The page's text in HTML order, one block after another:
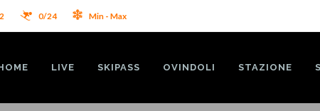
0/24 Min - Max
LIVE SKIPASS OVINDOLI STAZIONE